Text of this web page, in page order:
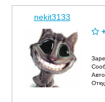
nekit3133